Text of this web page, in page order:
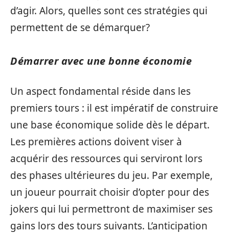
d’agir. Alors, quelles sont ces stratégies qui
permettent de se démarquer?
Démarrer avec une bonne économie
Un aspect fondamental réside dans les
premiers tours : il est impératif de construire
une base économique solide dès le départ.
Les premières actions doivent viser à
acquérir des ressources qui serviront lors
des phases ultérieures du jeu. Par exemple,
un joueur pourrait choisir d’opter pour des
jokers qui lui permettront de maximiser ses
gains lors des tours suivants. L’anticipation